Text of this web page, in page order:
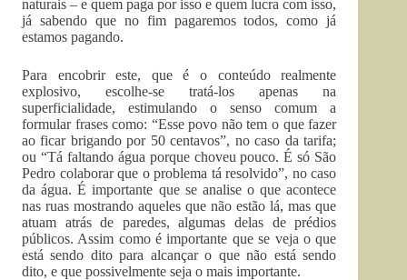
naturais – e quem paga por isso e quem lucra com isso,
já sabendo que no fim pagaremos todos, como já
estamos pagando.
Para encobrir este, que é o conteúdo realmente
explosivo, escolhe-se tratá-los apenas na
superficialidade, estimulando o senso comum a
formular frases como: “Esse povo não tem o que fazer
ao ficar brigando por 50 centavos”, no caso da tarifa;
ou “Tá faltando água porque choveu pouco. É só São
Pedro colaborar que o problema tá resolvido”, no caso
da água. É importante que se analise o que acontece
nas ruas mostrando aqueles que não estão lá, mas que
atuam atrás de paredes, algumas delas de prédios
públicos. Assim como é importante que se veja o que
está sendo dito para alcançar o que não está sendo
dito, e que possivelmente seja o mais importante.